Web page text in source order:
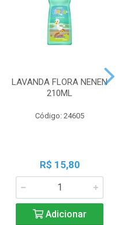
LAVANDA FLORA NENEN
210ML
Código: 24605
R$ 15,80
Adicionar